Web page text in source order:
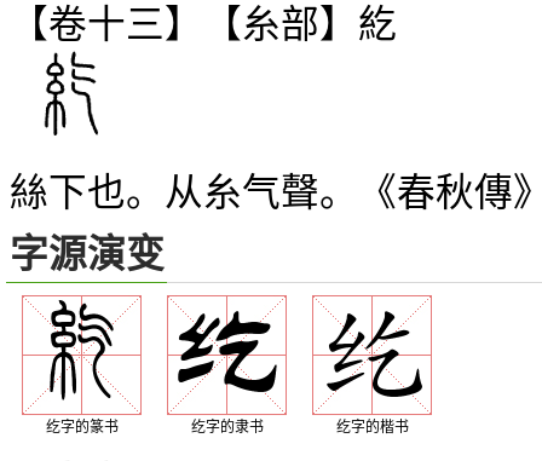
【卷十三】【糸部】 紇
絲下也。从糸气聲。《春秋傳
字源演变
纥字的篆书 纥字的隶书 纥字的楷书